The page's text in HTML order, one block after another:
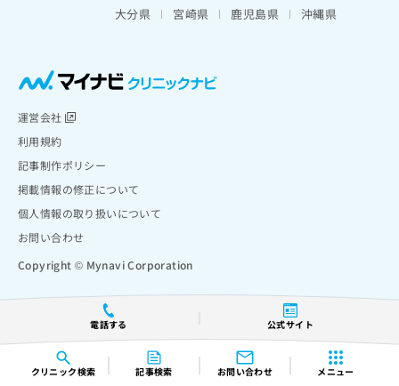
クリニック検索 記事検索 お問い合わせ メニュー
電話する 公式サイト
大分県
宮崎県 鹿児島県 沖縄県
運営会社
利用規約
記事制作ポリシー
掲載情報の修正について
個人情報の取り扱いについて
お問い合わせ
Copyright © Mynavi Corporation